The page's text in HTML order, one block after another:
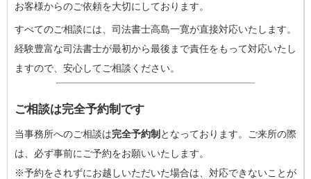
お客様からのご依頼を大切にしております。
すべてのご相談には、司法書士高島一寛が直接対応いたします。
経験豊富な司法書士が最初から最後まで責任をもって対応いたし
ますので、安心してご相談ください。
ご相談は完全予約制です
当事務所へのご相談は完全予約制 となっております。ご来所の際
は、必ず事前にご予約をお願いいたします。
※予約をされずにお越しいただいた場合は、対応できないことが